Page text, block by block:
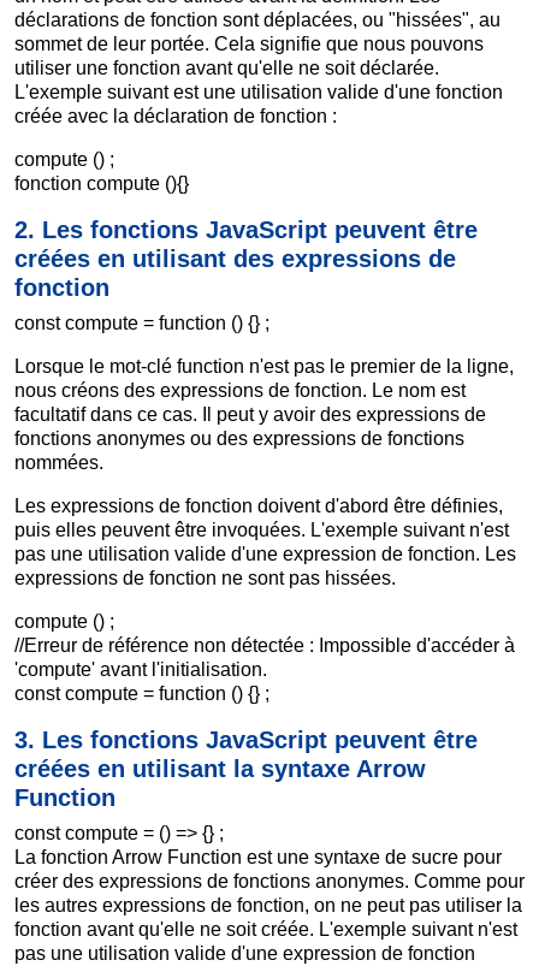
déclarations de fonction sont déplacées, ou "hissées", au
sommet de leur portée. Cela signifie que nous pouvons
utiliser une fonction avant qu'elle ne soit déclarée.
L'exemple suivant est une utilisation valide d'une fonction
créée avec la déclaration de fonction :
compute () ;
fonction compute (){}
2. Les fonctions JavaScript peuvent être
créées en utilisant des expressions de
fonction
const compute = function () {} ;
Lorsque le mot-clé function n'est pas le premier de la ligne,
nous créons des expressions de fonction. Le nom est
facultatif dans ce cas. Il peut y avoir des expressions de
fonctions anonymes ou des expressions de fonctions
nommées.
Les expressions de fonction doivent d'abord être définies,
puis elles peuvent être invoquées. L'exemple suivant n'est
pas une utilisation valide d'une expression de fonction. Les
expressions de fonction ne sont pas hissées.
compute () ;
//Erreur de référence non détectée : Impossible d'accéder à
'compute' avant l'initialisation.
const compute = function () {} ;
3. Les fonctions JavaScript peuvent être
créées en utilisant la syntaxe Arrow
Function
const compute = () => {} ;
La fonction Arrow Function est une syntaxe de sucre pour
créer des expressions de fonctions anonymes. Comme pour
les autres expressions de fonction, on ne peut pas utiliser la
fonction avant qu'elle ne soit créée. L'exemple suivant n'est
pas une utilisation valide d'une expression de fonction